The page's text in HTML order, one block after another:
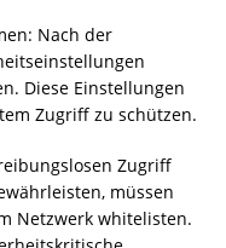
Nach der
Diese Einstellungen
Zugriff zu schützen.
Zugriff
müssen
Netzwerk whitelisten.